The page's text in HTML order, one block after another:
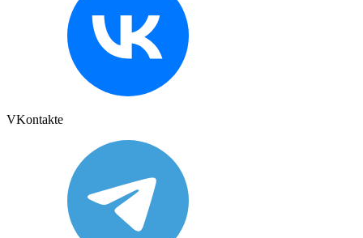
VKontakte